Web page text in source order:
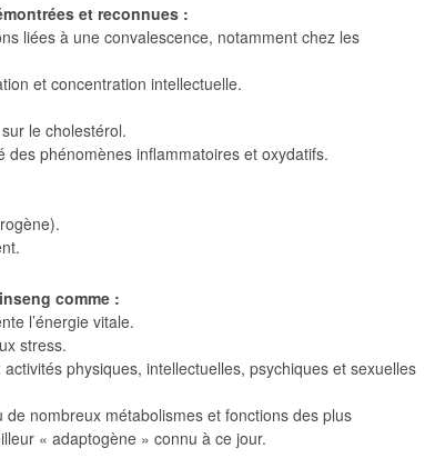
et reconnues :
liées à une convalescence, notamment chez les
et concentration intellectuelle.
le cholestérol.
des phénomènes inflammatoires et oxydatifs.
comme :
l’énergie vitale.
stress.
physiques, intellectuelles, psychiques et sexuelles
de nombreux métabolismes et fonctions des plus
« adaptogène » connu à ce jour.